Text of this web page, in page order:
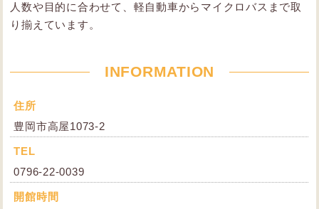
人数や目的に合わせて、軽自動車からマイクロバスまで取
り揃えています。
INFORMATION
住所
豊岡市高屋1073-2
TEL
0796-22-0039
開館時間